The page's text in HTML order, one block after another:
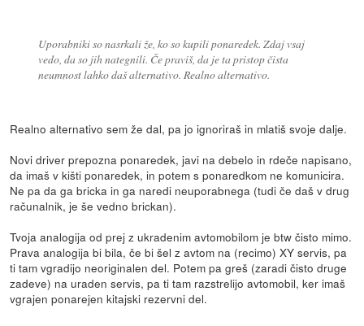
Uporabniki so nasrkali že, ko so kupili ponaredek. Zdaj vsaj
vedo, da so jih nategnili. Če praviš, da je ta pristop čista
neumnost lahko daš alternativo. Realno alternativo.
Realno alternativo sem že dal, pa jo ignoriraš in mlatiš svoje dalje.
Novi driver prepozna ponaredek, javi na debelo in rdeče napisano,
da imaš v kišti ponaredek, in potem s ponaredkom ne komunicira.
Ne pa da ga bricka in ga naredi neuporabnega (tudi če daš v drug
računalnik, je še vedno brickan).
Tvoja analogija od prej z ukradenim avtomobilom je btw čisto mimo.
Prava analogija bi bila, če bi šel z avtom na (recimo) XY servis, pa
ti tam vgradijo neoriginalen del. Potem pa greš (zaradi čisto druge
zadeve) na uraden servis, pa ti tam razstrelijo avtomobil, ker imaš
vgrajen ponarejen kitajski rezervni del.